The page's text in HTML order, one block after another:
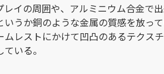
レイの周囲や、アルミニウム合金で
いうか銅のような金属の質感を放っ
ムレストにかけて凹凸のあるテクス
いる。